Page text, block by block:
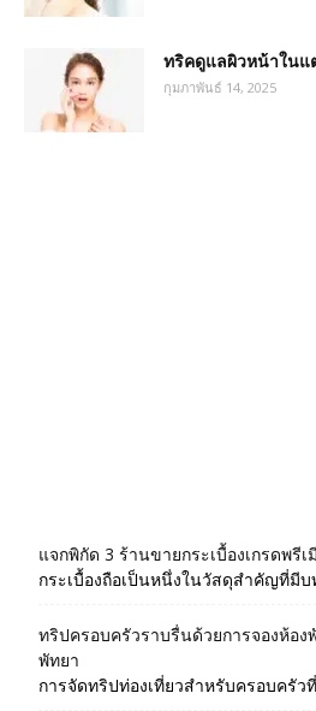
ทริคดูแลผิวหน้าในแ
กุมภาพันธ์ 14, 2025
แจกพิกัด 3 ร้านขายกระเบื้องเกรดพ
กระเบื้องถือเป็นหนึ่งในวัสดุสำคัญที่มี
ทริปครอบครัวราบรื่นด้วยการจองห้อง
พัทยา
การจัดทริปท่องเที่ยวสำหรับครอบครั